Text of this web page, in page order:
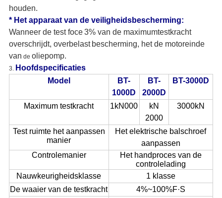
houden.
* Het apparaat van de veiligheidsbescherming:
Wanneer de test foce3% van de maximumtestkracht
overschrijdt, overbelast bescherming, het de motoreinde
van de oliepomp.
3. Hoofdspecificaties
Model
BT-
1000D
BT-
2000D
BT-3000D
Maximum testkracht 1kN000
kN
2000
3000kN
Test ruimte het aanpassen
manier
Het elektrische balschroef
aanpassen
Controlemanier
Het handproces van de
controlelading
Nauwkeurigheidsklasse
1 klasse
De waaier van de testkracht
4%~100%F·S